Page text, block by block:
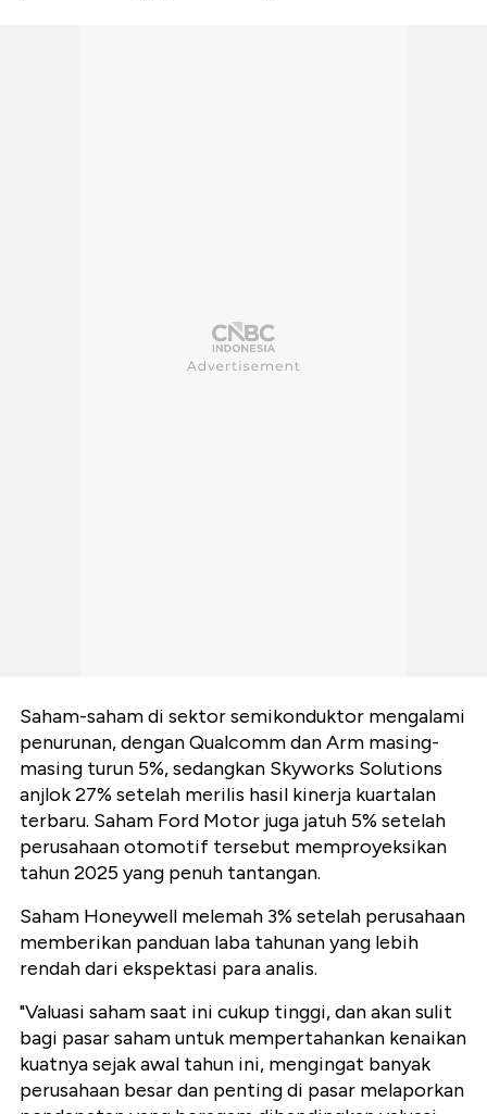
Saham-saham di sektor semikonduktor mengalami
penurunan, dengan Qualcomm dan Arm masing-
masing turun 5%, sedangkan Skyworks Solutions
anjlok 27% setelah merilis hasil kinerja kuartalan
terbaru. Saham Ford Motor juga jatuh 5% setelah
perusahaan otomotif tersebut memproyeksikan
tahun 2025 yang penuh tantangan.
Saham Honeywell melemah 3% setelah perusahaan
memberikan panduan laba tahunan yang lebih
rendah dari ekspektasi para analis.
"Valuasi saham saat ini cukup tinggi, dan akan sulit
bagi pasar saham untuk mempertahankan kenaikan
kuatnya sejak awal tahun ini, mengingat banyak
perusahaan besar dan penting di pasar melaporkan